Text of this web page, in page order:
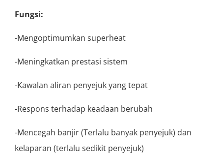
Fungsi:
-Mengoptimumkan superheat
-Meningkatkan prestasi sistem
-Kawalan aliran penyejuk yang tepat
-Respons terhadap keadaan berubah
-Mencegah banjir (Terlalu banyak penyejuk) dan
kelaparan (terlalu sedikit penyejuk)